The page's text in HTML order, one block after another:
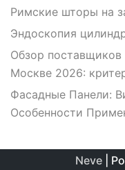
Римские шторы на
Эндоскопия
Обзор поставщиков
Москве 2026:
Фасадные Панели:
Особенности
Neve |